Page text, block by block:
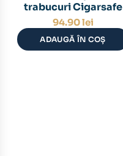
trabucuri Cigarsafe
94.90lei
ADAUGĂ ÎN COȘ